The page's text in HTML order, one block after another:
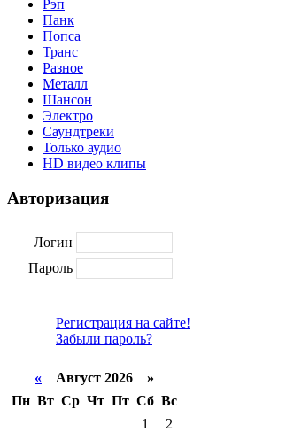
Рэп
Панк
Попса
Транс
Разное
Металл
Шансон
Электро
Саундтреки
Только аудио
HD видео клипы
Авторизация
Логин
Пароль
Регистрация на сайте!
Забыли пароль?
« Август 2026 »
Пн Вт Ср Чт Пт Сб Вс
1
2